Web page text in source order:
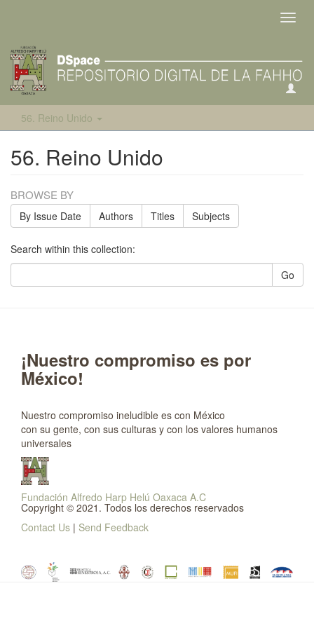
56. Reino Unido
56. Reino Unido
BROWSE BY
By Issue Date Authors Titles Subjects
Search within this collection:
Go
¡Nuestro compromiso es por
México!
Nuestro compromiso ineludible es con México
con su gente, con sus culturas y con los valores humanos
universales
Fundación Alfredo Harp Helú Oaxaca A.C
Copyright © 2021. Todos los derechos reservados
Contact Us | Send Feedback